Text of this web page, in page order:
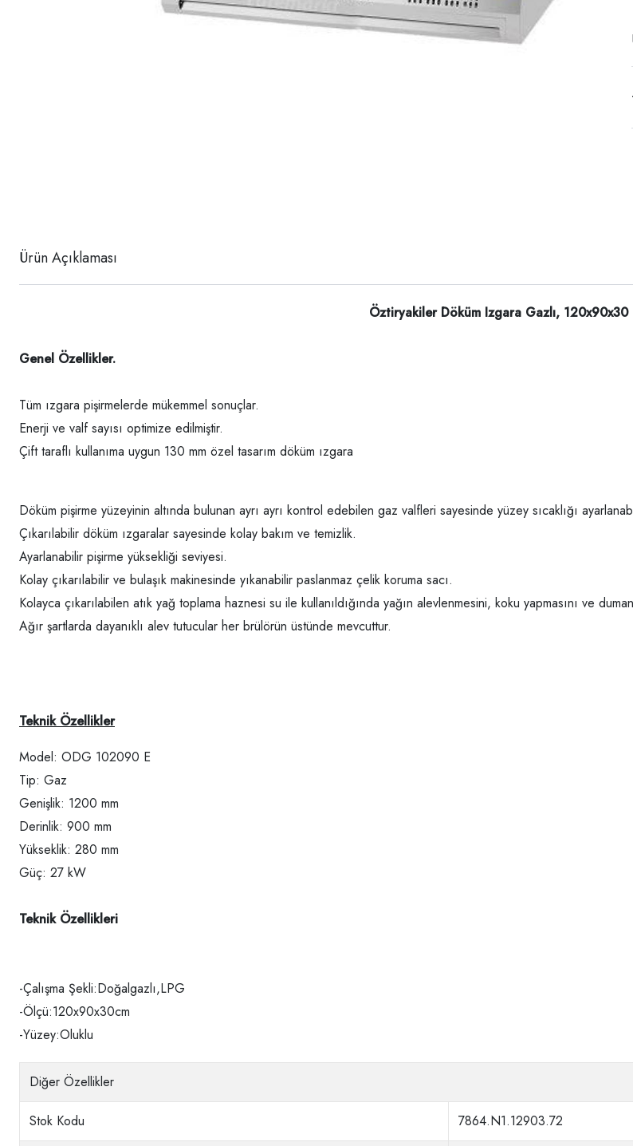
Ürün Açıklaması
Öztiryakiler Döküm Izgara Gazlı,
Genel Özellikler.
Tüm ızgara pişirmelerde mükemmel sonuçlar.
Enerji ve valf sayısı optimize edilmiştir.
Çift taraflı kullanıma uygun 130 mm özel tasarım döküm ızgara
Döküm pişirme yüzeyinin altında bulunan ayrı ayrı kontrol edebilen gaz valfleri sayesinde yüzey sıcaklığı
Çıkarılabilir döküm ızgaralar sayesinde kolay bakım ve temizlik.
Ayarlanabilir pişirme yüksekliği seviyesi.
Kolay çıkarılabilir ve bulaşık makinesinde yıkanabilir paslanmaz çelik koruma sacı.
Kolayca çıkarılabilen atık yağ toplama haznesi su ile kullanıldığında yağın alevlenmesini, koku yapmasını ve
Ağır şartlarda dayanıklı alev tutucular her brülörün üstünde mevcuttur.
Teknik Özellikler
Model: ODG 102090 E
Tip: Gaz
Genişlik: 1200 mm
Derinlik: 900 mm
Yükseklik: 280 mm
Güç: 27 kW
Teknik Özellikleri
-Çalışma Şekli:Doğalgazlı,LPG
-Ölçü:120x90x30cm
-Yüzey:Oluklu
Diğer Özellikler
Stok Kodu 7864.N1.12903.72